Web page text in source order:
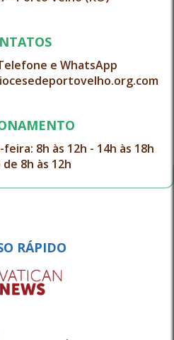
e WhatsApp
8h às 12h - 14h às 18h
de 8h às 12h
RÁPIDO